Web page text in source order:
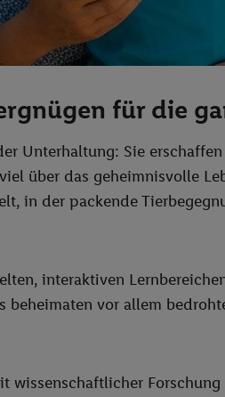
für die
Unterhaltung: Sie
über das geheimnisvolle
in der packende
interaktiven
beheimaten vor allem
wissenschaftlicher